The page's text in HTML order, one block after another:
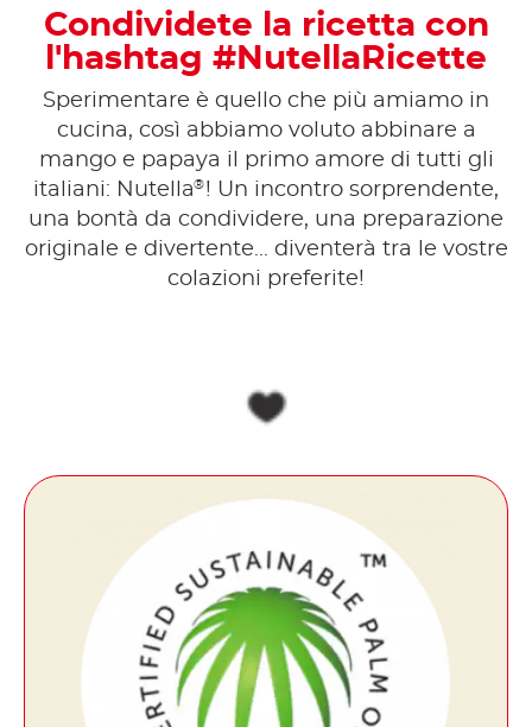
Condividete la ricetta con
l'hashtag #NutellaRicette
Sperimentare è quello che più amiamo in
cucina, così abbiamo voluto abbinare a
mango e papaya il primo amore di tutti gli
italiani: Nutella®! Un incontro sorprendente,
una bontà da condividere, una preparazione
originale e divertente... diventerà tra le vostre
colazioni preferite!